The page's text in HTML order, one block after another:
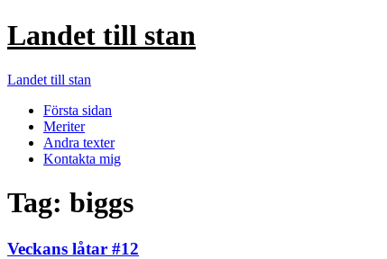
Landet till stan
Landet till stan
Första sidan
Meriter
Andra texter
Kontakta mig
Tag: biggs
Veckans låtar #12